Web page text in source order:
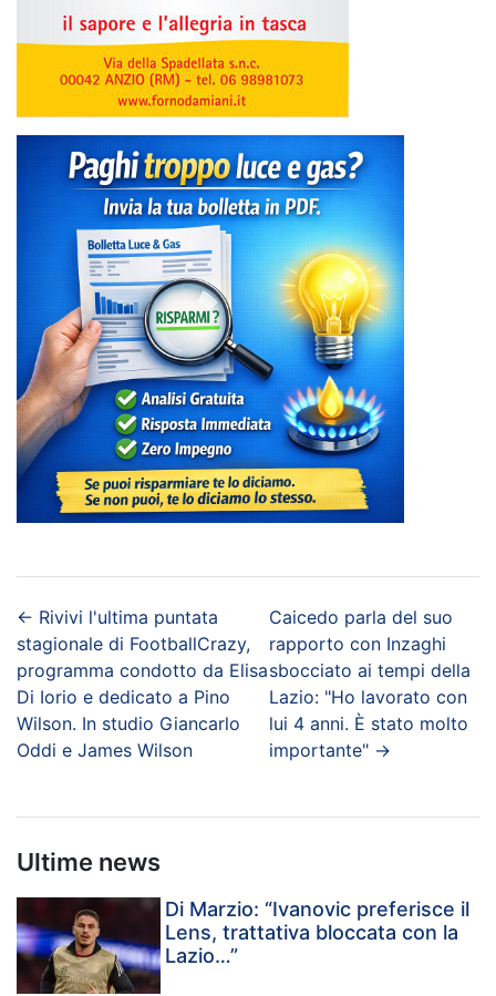
← Rivivi l'ultima puntata
stagionale di FootballCrazy,
programma condotto da Elisa
Di Iorio e dedicato a Pino
Wilson. In studio Giancarlo
Oddi e James Wilson
Caicedo parla del suo
rapporto con Inzaghi
sbocciato ai tempi della
Lazio: "Ho lavorato con
lui 4 anni. È stato molto
importante"→
Ultime news
Di Marzio: “Ivanovic preferisce il
Lens, trattativa bloccata con la
Lazio…”